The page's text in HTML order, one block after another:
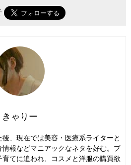
きゃりー
、現在では美容・医療系ライターと
情報などマニアックなネタを好む。プ
てに追われ、コスメと洋服の購買欲